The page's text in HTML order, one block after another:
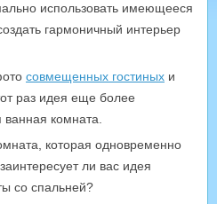
использовать имеющееся
гармоничный интерьер
совмещенных гостиных и
раз идея еще более
комната.
которая одновременно
ли вас идея
со спальней?